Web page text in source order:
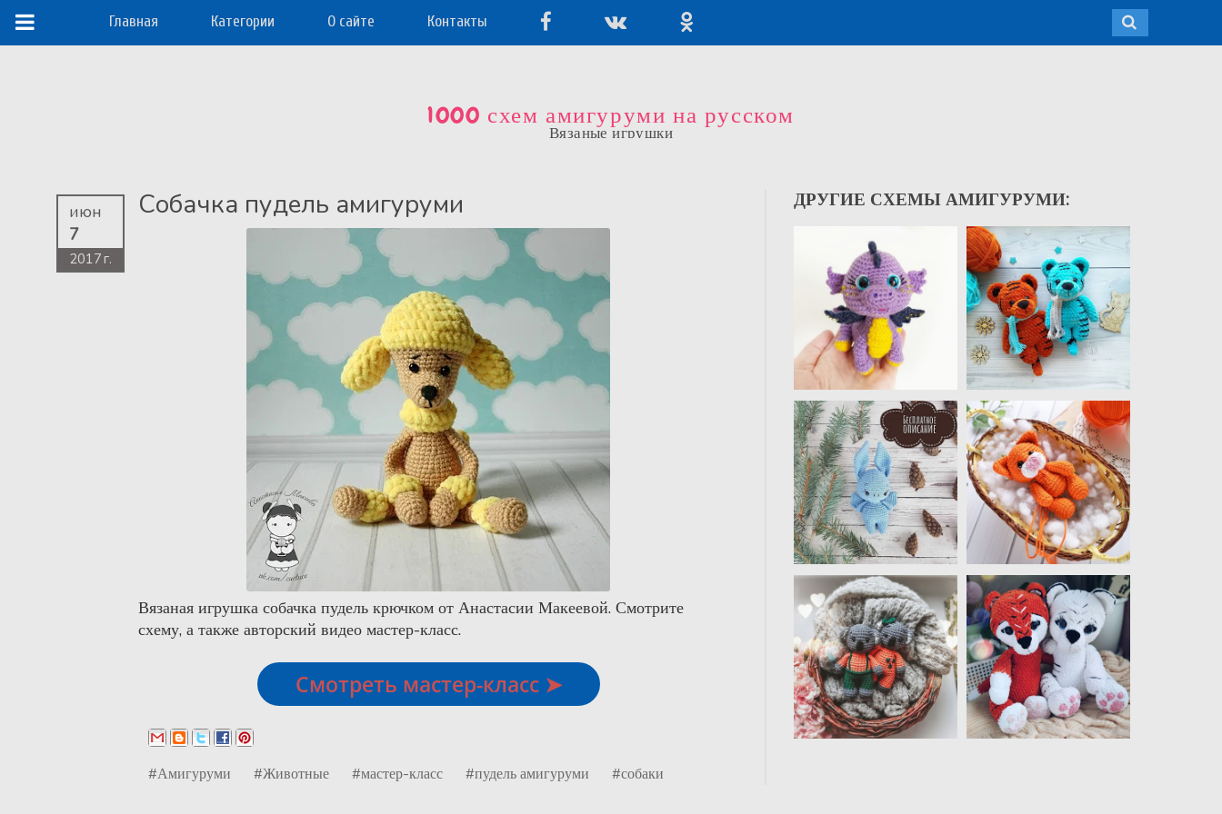
Главная Категории О сайте Контакты
1000 схем амигуруми на русском
Вязаные игрушки
Собачка пудель амигуруми
июн
7
2017 г.
Вязаная игрушка собачка пудель крючком от Анастасии Макеевой. Смотрите
схему, а также авторский видео мастер-класс.
Смотреть мастер-класс ➤
#Амигуруми #Животные #мастер-класс #пудель амигуруми #собаки
ДРУГИЕ СХЕМЫ АМИГУРУМИ: